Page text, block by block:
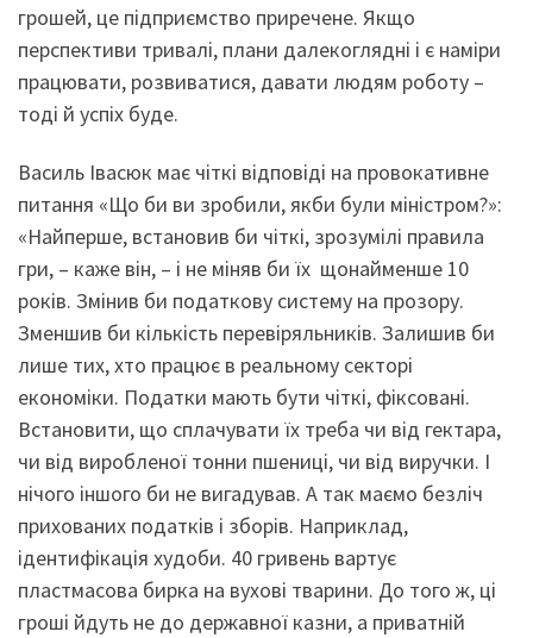
грошей, це підприємство приречене. Якщо
перспективи тривалі, плани далекоглядні і є наміри
працювати, розвиватися, давати людям роботу –
тоді й успіх буде.
Василь Івасюк має чіткі відповіді на провокативне
питання «Що би ви зробили, якби були міністром?»:
«Найперше, встановив би чіткі, зрозумілі правила
гри, – каже він, – і не міняв би їх щонайменше 10
років. Змінив би податкову систему на прозору.
Зменшив би кількість перевіряльників. Залишив би
лише тих, хто працює в реальному секторі
економіки. Податки мають бути чіткі, фіксовані.
Встановити, що сплачувати їх треба чи від гектара,
чи від виробленої тонни пшениці, чи від виручки. І
нічого іншого би не вигадував. А так маємо безліч
прихованих податків і зборів. Наприклад,
ідентифікація худоби. 40 гривень вартує
пластмасова бирка на вухові тварини. До того ж, ці
гроші йдуть не до державної казни, а приватній